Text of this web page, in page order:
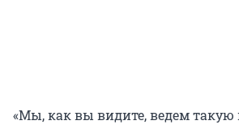
«Мы, как вы видите, ведем